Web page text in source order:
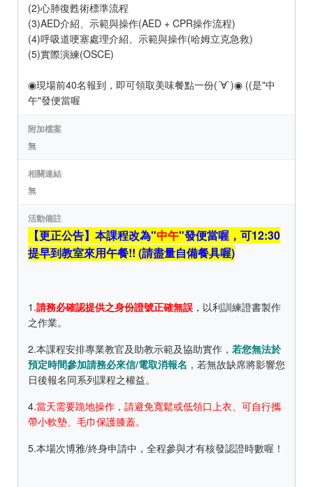
(2)心肺復甦術標準流程
(3)AED介紹、示範與操作(AED + CPR操作流程)
(4)呼吸道哽塞處理介紹、示範與操作(哈姆立克急救)
(5)實際演練(OSCE)
◉現場前40名報到，即可領取美味餐點一份(´∀`)◉ ((是"中
午"發便當喔
附加檔案
無
相關連結
無
活動備註
【更正公告】本課程改為"中午"發便當喔，可12:30
提早到教室來用午餐!! (請盡量自備餐具喔)
1.請務必確認提供之身份證號正確無誤 ，以利訓練證書製作
之作業。
2.本課程安排專業教官及助教示範及協助實作， 若您無法於
預定時間參加請務必來信/電取消報名 ，若無故缺席將影響您
日後報名同系列課程之權益。
4.當天需要跪地操作，請避免寬鬆或低領口上衣、可自行攜
帶小軟墊、毛巾保護膝蓋。
5.本場次博雅/終身申請中，全程參與才有核發認證時數喔！